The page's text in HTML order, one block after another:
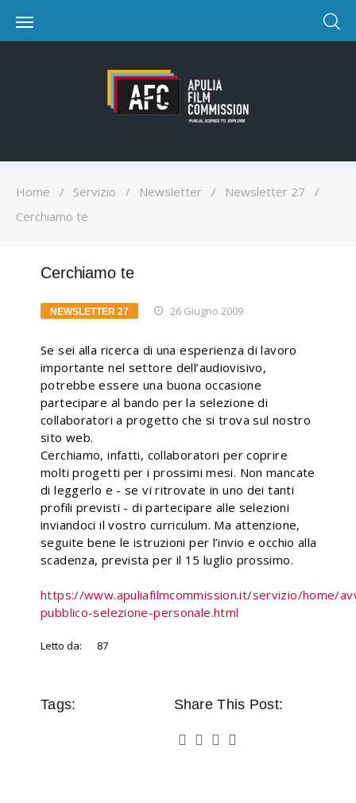
Home / Servizio / Newsletter / Newsletter 27
/
Cerchiamo te
Cerchiamo te
NEWSLETTER 27 26 Giugno 2009
Se sei alla ricerca di una esperienza di lavoro
importante nel settore dell’audiovisivo,
potrebbe essere una buona occasione
partecipare al bando per la selezione di
collaboratori a progetto che si trova sul nostro
sito web.
Cerchiamo, infatti, collaboratori per coprire
molti progetti per i prossimi mesi. Non mancate
di leggerlo e - se vi ritrovate in uno dei tanti
profili previsti - di partecipare alle selezioni
inviandoci il vostro curriculum. Ma attenzione,
seguite bene le istruzioni per l’invio e occhio alla
scadenza, prevista per il 15 luglio prossimo.
https://www.apuliafilmcommission.it/servizio/home/
pubblico-selezione-personale.html
Letto da: 87
Tags: Share This Post: